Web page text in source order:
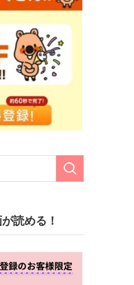
読める！